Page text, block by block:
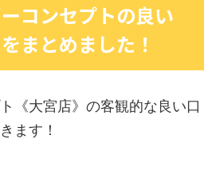
コンセプトの良い
まとめました！
《大宮店》の客観的な良い口
ます！